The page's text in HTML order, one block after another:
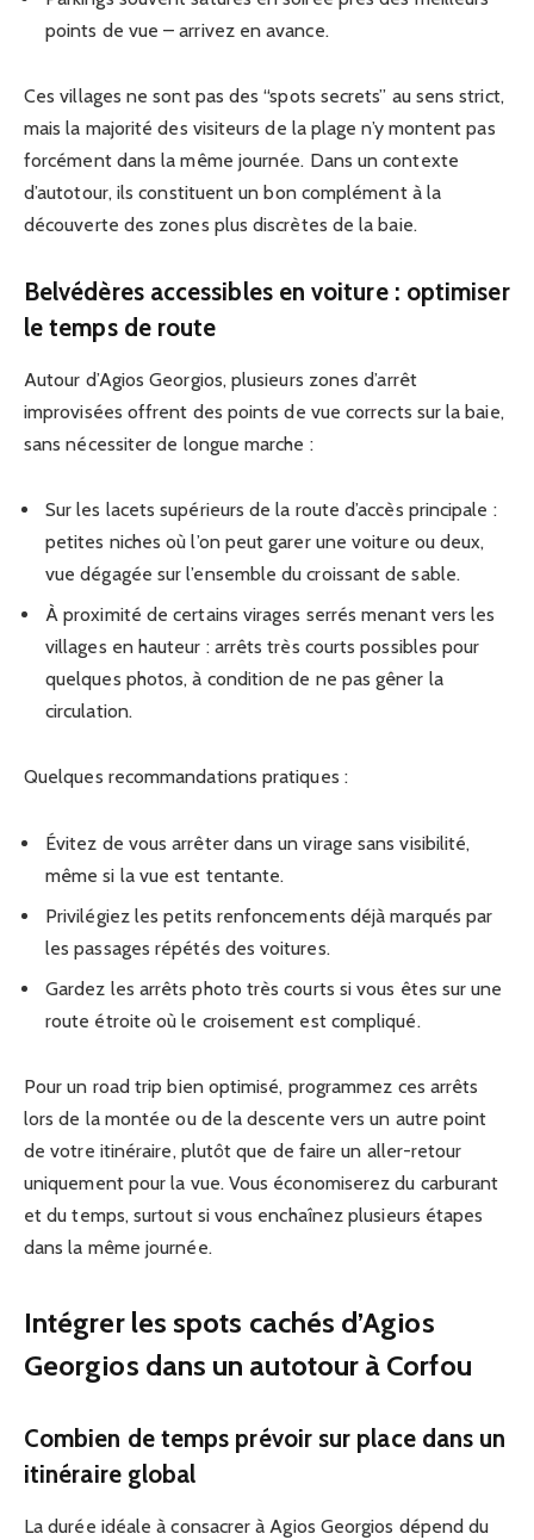
points de vue – arrivez en avance.
Ces villages ne sont pas des “spots secrets” au sens strict,
mais la majorité des visiteurs de la plage n’y montent pas
forcément dans la même journée. Dans un contexte
d’autotour, ils constituent un bon complément à la
découverte des zones plus discrètes de la baie.
Belvédères accessibles en voiture : optimiser
le temps de route
Autour d’Agios Georgios, plusieurs zones d’arrêt
improvisées offrent des points de vue corrects sur la baie,
sans nécessiter de longue marche :
Sur les lacets supérieurs de la route d’accès principale :
petites niches où l’on peut garer une voiture ou deux,
vue dégagée sur l’ensemble du croissant de sable.
À proximité de certains virages serrés menant vers les
villages en hauteur : arrêts très courts possibles pour
quelques photos, à condition de ne pas gêner la
circulation.
Quelques recommandations pratiques :
Évitez de vous arrêter dans un virage sans visibilité,
même si la vue est tentante.
Privilégiez les petits renfoncements déjà marqués par
les passages répétés des voitures.
Gardez les arrêts photo très courts si vous êtes sur une
route étroite où le croisement est compliqué.
Pour un road trip bien optimisé, programmez ces arrêts
lors de la montée ou de la descente vers un autre point
de votre itinéraire, plutôt que de faire un aller-retour
uniquement pour la vue. Vous économiserez du carburant
et du temps, surtout si vous enchaînez plusieurs étapes
dans la même journée.
Intégrer les spots cachés d’Agios
Georgios dans un autotour à Corfou
Combien de temps prévoir sur place dans un
itinéraire global
La durée idéale à consacrer à Agios Georgios dépend du